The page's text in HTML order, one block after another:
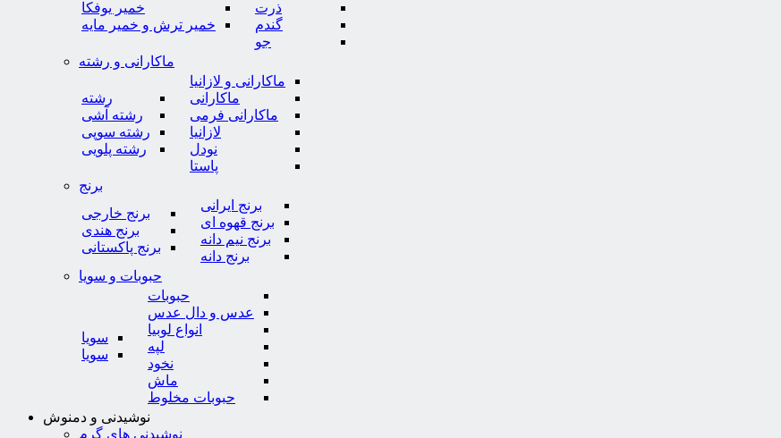
ذرت
گندم
جو
خمیر یوفکا
خمیر ترش و خمیر مایه
ماکارانی و رشته
ماکارانی و لازانیا
ماکارانی
ماکارانی فرمی
لازانیا
نودل
پاستا
رشته
رشته آشی
رشته سوپی
رشته پلویی
برنج
برنج ایرانی
برنج قهوه ای
برنج نیم دانه
برنج دانه
برنج خارجی
برنج هندی
برنج پاکستانی
حبوبات و سویا
حبوبات
عدس و دال عدس
انواع لوبیا
لپه
نخود
ماش
حبوبات مخلوط
سویا
سویا
نوشیدنی و دمنوش
نوشیدنی های گرم